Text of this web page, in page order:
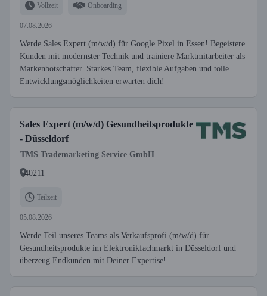
Vollzeit Onboarding
07.08.2026
Werde Sales Expert (m/w/d) für Google Pixel in Essen! Begeistere
Kunden mit modernster Technik und trainiere Marktmitarbeiter als
Markenbotschafter. Starkes Team, flexible Aufgaben und tolle
Entwicklungsmöglichkeiten erwarten dich!
Sales Expert (m/w/d) Gesundheitsprodukte
- Düsseldorf
TMS Trademarketing Service GmbH
40211
Teilzeit
05.08.2026
Werde Teil unseres Teams als Verkaufsprofi (m/w/d) für
Gesundheitsprodukte im Elektronikfachmarkt in Düsseldorf und
überzeug Endkunden mit Deiner Expertise!